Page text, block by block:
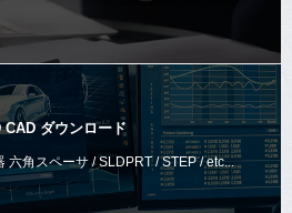
CAD ダウンロード
六角スペーサ / SLDPRT / STEP / etc...